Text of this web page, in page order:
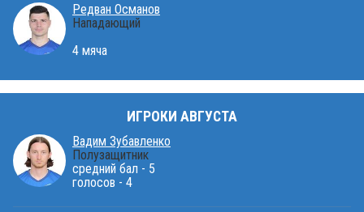
Редван Османов
Нападающий
4 мяча
ИГРОКИ АВГУСТА
Вадим Зубавленко
Полузащитник
средний бал - 5
голосов - 4